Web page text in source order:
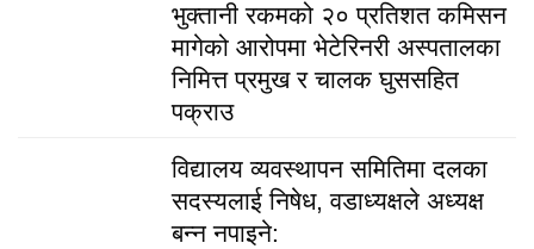
भुक्तानी रकमको २० प्रतिशत कमिसन
मागेको आरोपमा भेटेरिनरी अस्पतालका
निमित्त प्रमुख र चालक घुससहित
पक्राउ
विद्यालय व्यवस्थापन समितिमा दलका
सदस्यलाई निषेध, वडाध्यक्षले अध्यक्ष
बन्न नपाइने: